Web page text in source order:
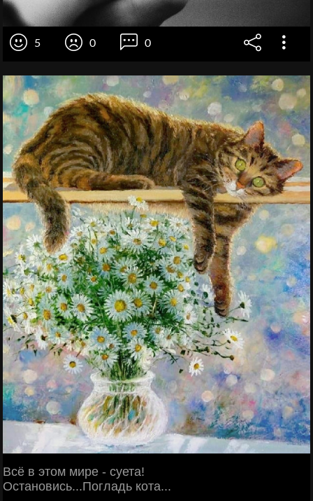
5 0 0
Всё в этом мире - суета!
Остановись...Погладь кота...